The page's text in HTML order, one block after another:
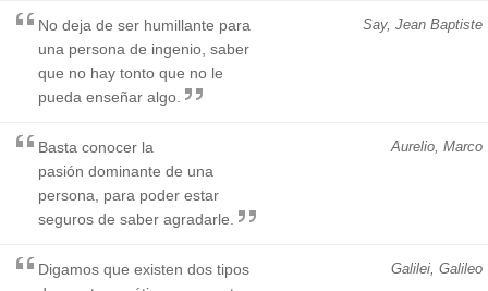
Say, Jean Baptiste
No deja de ser humillante para
una persona de ingenio, saber
que no hay tonto que no le
pueda enseñar algo.
Aurelio, Marco
Basta conocer la
pasión dominante de una
persona, para poder estar
seguros de saber agradarle.
Galilei, Galileo
Digamos que existen dos tipos